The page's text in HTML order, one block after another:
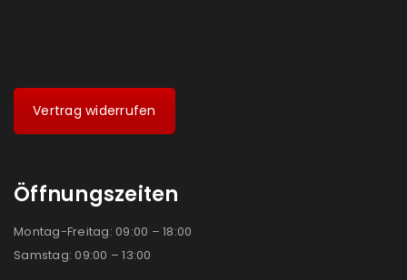
Vertrag widerrufen
Öffnungszeiten
Montag-Freitag: 09:00 – 18:00
Samstag: 09:00 – 13:00